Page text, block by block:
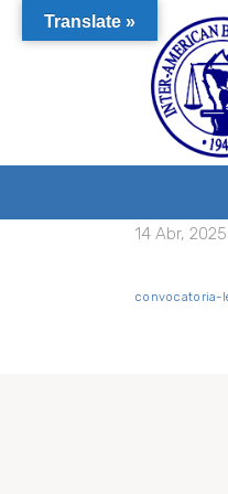
14 Abr,
convocatoria-
Translate »